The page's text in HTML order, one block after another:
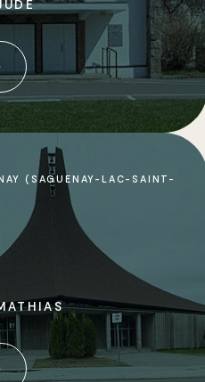
(SAGUENAY-LAC-SAINT-